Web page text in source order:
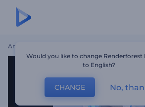
Ana Sayfa
Would you like to change Renderforest
to English?
CHANGE No,